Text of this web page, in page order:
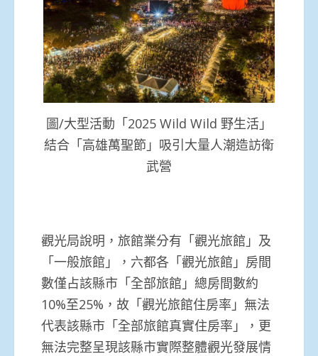
圖/大型活動「2025 Wild Wild 野生活」
結合「高雄萬聖節」吸引大量人潮造訪衛
武營
觀光局說明，旅館業分有「觀光旅館」及
「一般旅館」，六都各「觀光旅館」房間
數僅占該縣市「全部旅館」總房間數約
10%至25%，故「觀光旅館住房率」無法
代表該縣市「全部旅館真實住房率」，更
無法完整呈現該縣市實際整體觀光發展情